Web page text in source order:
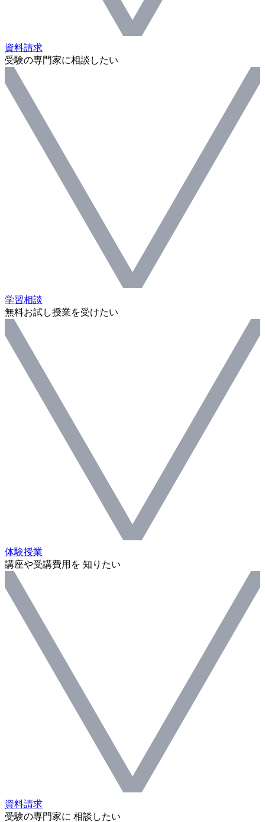
資料請求
受験の専門家に相談したい
学習相談
無料お試し授業を受けたい
体験授業
講座や受講費用を 知りたい
資料請求
受験の専門家に 相談したい